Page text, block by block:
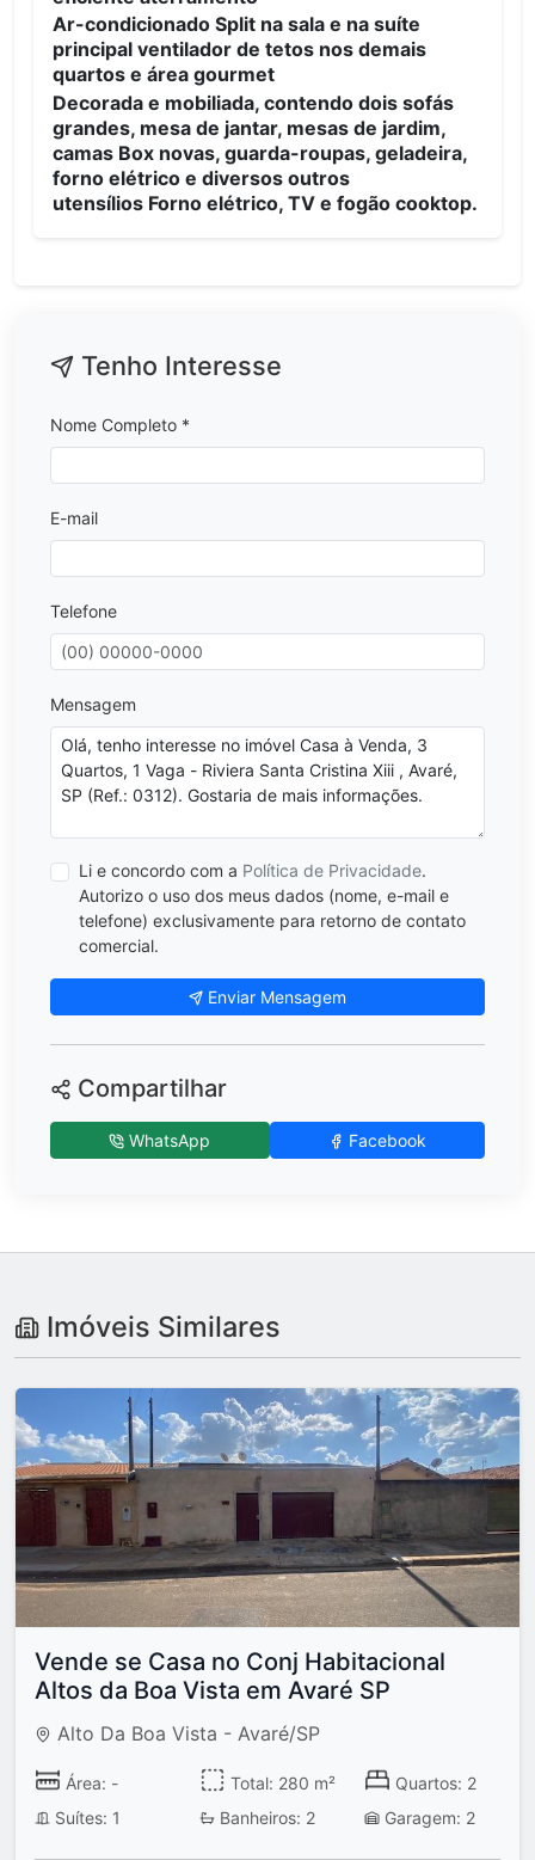
Ar-condicionado Split na sala e na suíte
principal ventilador de tetos nos demais
quartos e área gourmet
Decorada e mobiliada, contendo dois sofás
grandes, mesa de jantar, mesas de jardim,
camas Box novas, guarda-roupas, geladeira,
forno elétrico e diversos outros
utensílios Forno elétrico, TV e fogão cooktop.
Tenho Interesse
Nome Completo *
E-mail
Telefone
Mensagem
Li e concordo com a Política de Privacidade.
Autorizo o uso dos meus dados (nome, e-mail e
telefone) exclusivamente para retorno de contato
comercial.
Enviar Mensagem
Compartilhar
WhatsApp Facebook
Imóveis Similares
Vende se Casa no Conj Habitacional
Altos da Boa Vista em Avaré SP
Alto Da Boa Vista - Avaré/SP
Área: - Total: 280 m²
Quartos: 2
Suítes: 1
Banheiros: 2 Garagem: 2